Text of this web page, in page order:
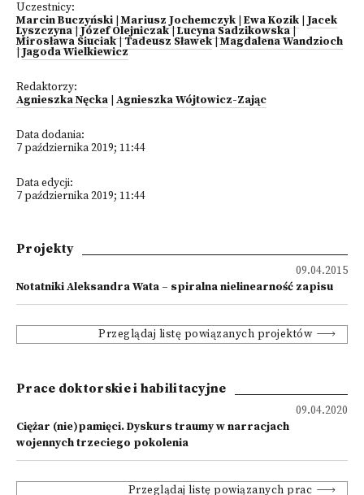
Uczestnicy:
Marcin Buczyński |Mariusz Jochemczyk Ewa Kozik Jacek
Lyszczyna|Józef Olejniczak|Lucyna Sadzikowska|
Mirosława Siuciak|Tadeusz Sławek|Magdalena Wandzioch
|Jagoda Wielkiewicz
Redaktorzy:
Agnieszka Nęcka Agnieszka Wójtowicz-Zając
Data dodania:
7 października 2019; 11:44
Data edycji:
7 października 2019; 11:44
Projekty
09.04.2015
Notatniki Aleksandra Wata – spiralna nielinearność zapisu
Przeglądaj listę powiązanych projektów
Prace doktorskie i habilitacyjne
09.04.2020
Ciężar (nie)pamięci. Dyskurs traumy w narracjach
wojennych trzeciego pokolenia
Przeglądaj listę powiązanych prac